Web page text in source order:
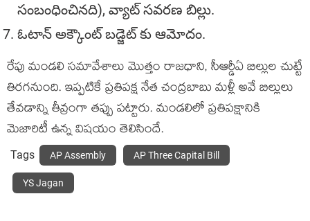
సంబంధించినది), వ్యాట్ సవరణ బిల్లు.
ఓటాన్ అక్కౌంట్ బడ్జెట్ కు ఆమోదం.
రేపు మండలి సమావేశాలు మొత్తం రాజధాని, సీఆర్డీఏ బిల్లుల చుట్టే
తిరగనుంది. ఇప్పటికే ప్రతిపక్ష నేత చంద్రబాబు మళ్లీ అవే బిల్లులు
తేవడాన్ని తీవ్రంగా తప్పు పట్టారు. మండలిలో ప్రతిపక్షానికి
మెజారిటీ ఉన్న విషయం తెలిసిందే.
Tags AP Assembly AP Three Capital Bill
YS Jagan